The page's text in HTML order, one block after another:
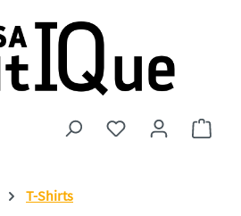
Du hast 0
T-Shirts